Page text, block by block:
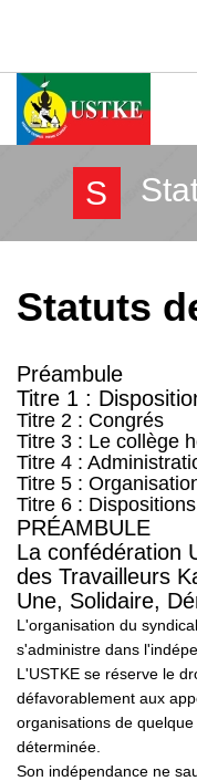
S
Statuts
Préambule
Titre 1 :
Titre 2 : Congrés
Titre 3 : Le collège
Titre 4 :
Titre 5 :
Titre 6 :
PRÉAMBULE
La confédération
des Travailleurs
Une, Solidaire,
L'organisation du
s'administre dans
L'USTKE se réserve le
défavorablement aux
organisations de
déterminée.
Son indépendance ne